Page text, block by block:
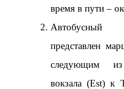
время в пути –
Автобусный
представлен
следующим
вокзала (Est) к